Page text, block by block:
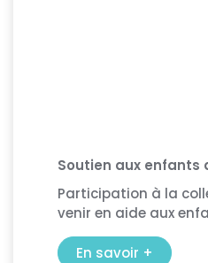
Soutien aux enfants
Participation à la
venir en aide aux
En savoir +